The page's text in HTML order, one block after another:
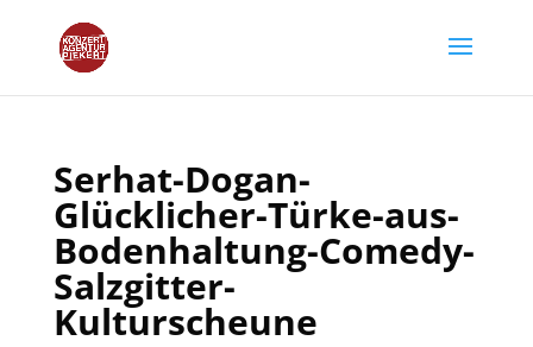
Serhat-Dogan-
Glücklicher-Türke-aus-
Bodenhaltung-Comedy-
Salzgitter-
Kulturscheune